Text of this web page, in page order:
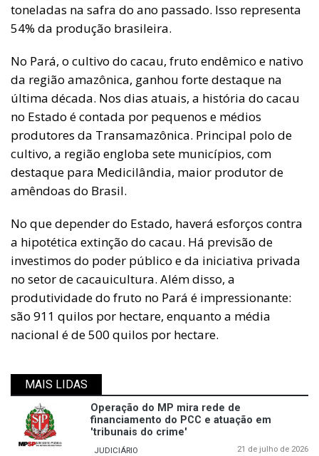
toneladas na safra do ano passado. Isso representa
54% da produção brasileira.
No Pará, o cultivo do cacau, fruto endêmico e nativo
da região amazônica, ganhou forte destaque na
última década. Nos dias atuais, a história do cacau
no Estado é contada por pequenos e médios
produtores da Transamazônica. Principal polo de
cultivo, a região engloba sete municípios, com
destaque para Medicilândia, maior produtor de
amêndoas do Brasil.
No que depender do Estado, haverá esforços contra
a hipotética extinção do cacau. Há previsão de
investimos do poder público e da iniciativa privada
no setor de cacauicultura. Além disso, a
produtividade do fruto no Pará é impressionante:
são 911 quilos por hectare, enquanto a média
nacional é de 500 quilos por hectare.
MAIS LIDAS
Operação do MP mira rede de
financiamento do PCC e atuação em
'tribunais do crime'
JUDICIÁRIO 21 de julho de 2026